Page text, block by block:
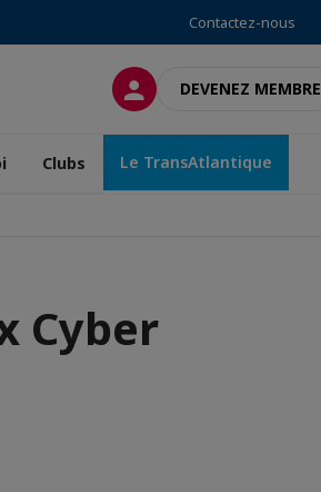
Contactez-nous
CONNEXIONDEVENEZ MEMBRE
Clubs Le TransAtlantique
Cyber